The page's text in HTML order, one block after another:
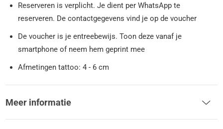
Reserveren is verplicht. Je dient per WhatsApp te
reserveren. De contactgegevens vind je op de voucher
De voucher is je entreebewijs. Toon deze vanaf je
smartphone of neem hem geprint mee
Afmetingen tattoo: 4 - 6 cm
Meer informatie